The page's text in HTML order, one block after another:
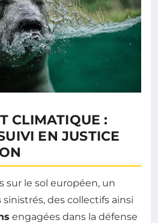
CLIMATIQUE :
EN JUSTICE
sur le sol européen, un
sinistrés, des collectifs ainsi
engagées dans la défense